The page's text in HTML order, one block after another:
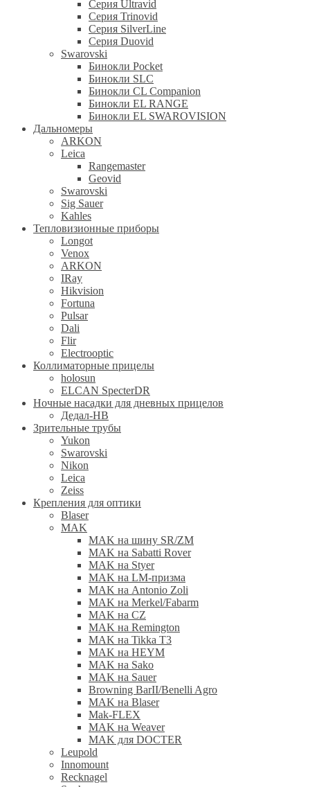
Серия Ultravid
Серия Trinovid
Серия SilverLine
Серия Duovid
Swarovski
Бинокли Pocket
Бинокли SLC
Бинокли CL Companion
Бинокли EL RANGE
Бинокли EL SWAROVISION
Дальномеры
ARKON
Leica
Rangemaster
Geovid
Swarovski
Sig Sauer
Kahles
Тепловизионные приборы
Longot
Venox
ARKON
IRay
Hikvision
Fortuna
Pulsar
Dali
Flir
Electrooptic
Коллиматорные прицелы
holosun
ELCAN SpecterDR
Ночные насадки для дневных прицелов
Дедал-НВ
Зрительные трубы
Yukon
Swarovski
Nikon
Leica
Zeiss
Крепления для оптики
Blaser
MAK
MAK на шину SR/ZM
MAK на Sabatti Rover
MAK на Styer
MAK на LM-призма
MAK на Antonio Zoli
MAK на Merkel/Fabarm
MAK на CZ
MAK на Remington
MAK на Tikka T3
MAK на HEYM
MAK на Sako
MAK на Sauer
Browning BarII/Benelli Agro
MAK на Blaser
Mak-FLEX
MAK на Weaver
MAK для DOCTER
Leupold
Innomount
Recknagel